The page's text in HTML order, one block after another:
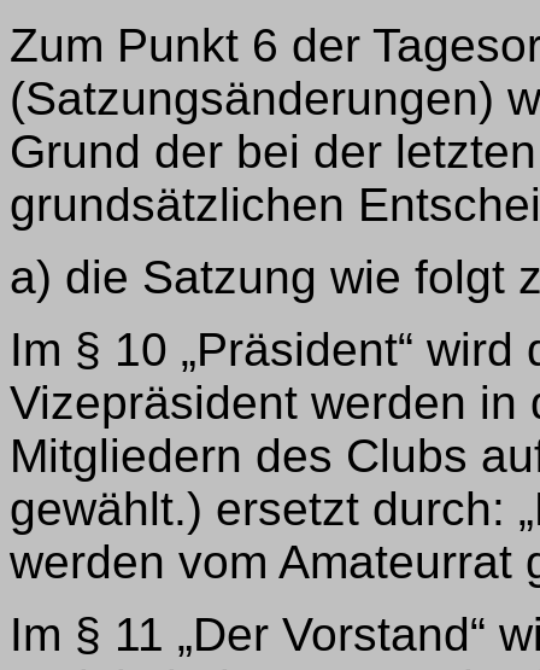
Zum Punkt 6 der
(Satzungsänderungen)
Grund der bei der
grundsätzlichen
a) die Satzung wie folgt
Im § 10 „Präsident“
Vizepräsident werden in
Mitgliedern des Clubs
gewählt.) ersetzt durch:
werden vom Amateurrat
Im § 11 „Der Vorstand“